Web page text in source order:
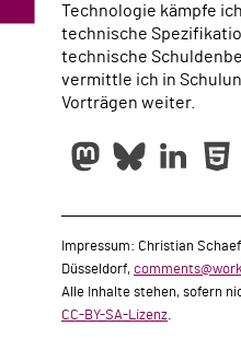
Technologie kämpfe
technische
technische
vermittle ich in
Vorträgen weiter.
Impressum: Christian
Düsseldorf,
Alle Inhalte stehen, sofern
CC-BY-SA-Lizenz.